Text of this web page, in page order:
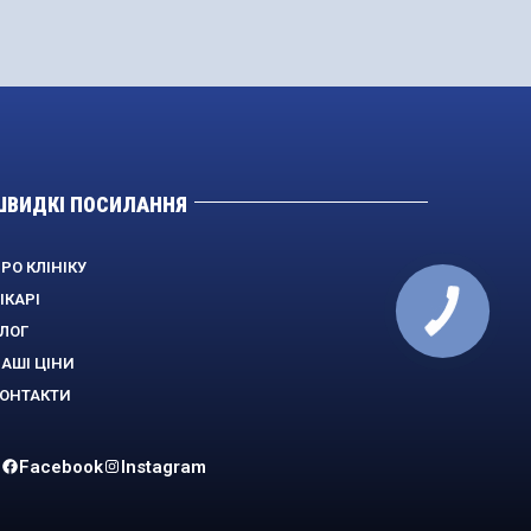
ПОСИЛАННЯ
КЛІНІКУ
ЦІНИ
Facebook Instagram